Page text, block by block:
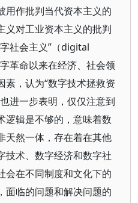
用作批判当代资本主义的
义对工业资本主义的批判
社会主义”（digital
革命以来在经济、社会领
素，认为“数字技术拯救资
进一步表明，仅仅注意到
逻辑是不够的，意味着数
天然一体，存在着在其他
技术、数字经济和数字社
会在不同制度和文化下的
面临的问题和解决问题的